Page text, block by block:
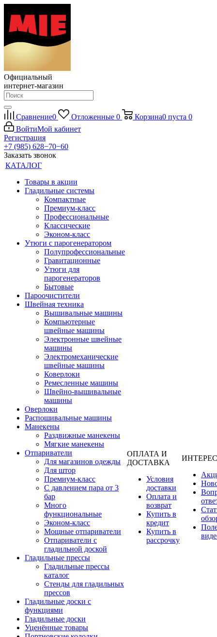
Официальный
интернет-магазин
Сравнение0 Отложенные 0 Корзина0 пуста 0
ВойтиМой кабинет
Регистрация
+7 (985) 628−70−60
Заказать звонок
КАТАЛОГ
Товары в акции
Гладильные системы
Компактные
Премиум-класс
Профессиональные
Классические
Эконом-класс
Утюги с парогенератором
Полупрофессиональные
Гравитационные
Утюги для
парогенераторов
Бытовые
Пароочистители
Швейная техника
Вышивальные машины
Компьютерные
швейные машины
Электронные швейные
машины
Электромеханические
швейные машины
Коверлоки
Ремесленные машины
Швейно-вышивальные
машины
Оверлоки
Распошивальные машины
Манекены
Раздвижные манекены
Мягкие манекены
Отпариватели
Для магазинов одежды
Для штор
Премиум-класс
С давлением пара от 3
бар
Много
функциональные
Эконом-класс
Мощные отпариватели
Отпариватели с
гладильной доской
Гладильные прессы
Гладильные прессы
каталог
Стенды для гладильных
прессов
Гладильные доски с
функциями
Гладильные доски
Уценённые товары
ОПЛАТА И
ДОСТАВКА
Условия
доставки
Оплата и
возврат
Купить в
кредит
Купить в
рассрочку